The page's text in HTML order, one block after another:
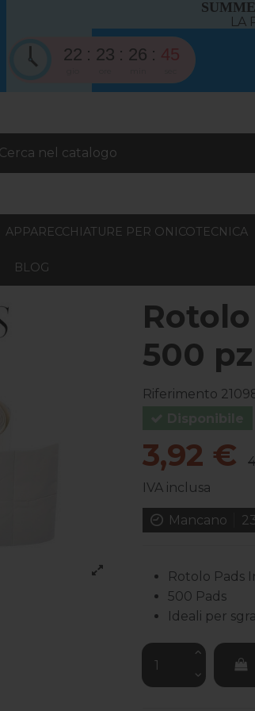
LA
22 23 26 44
APPARECCHIATURE PER ONICOTECNICA
BLOG
500 pz
Riferimento
3,92 €
IVA inclusa
Mancano
Rotolo Pads
500 Pads
Ideali per